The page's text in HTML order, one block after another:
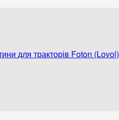
для тракторів Foton (Lovol)